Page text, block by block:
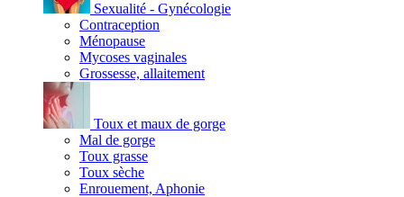
Sexualité - Gynécologie
Contraception
Ménopause
Mycoses vaginales
Grossesse, allaitement
Toux et maux de gorge
Mal de gorge
Toux grasse
Toux sèche
Enrouement, Aphonie